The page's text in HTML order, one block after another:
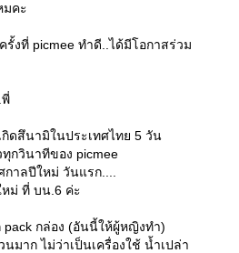
มคะ
รั้งที่ picmee ทำดี..ได้มีโอกาสร่วม
ดสึนามิในประเทศไทย 5 วัน
กวินาทีของ picmee
าลปีใหม่ วันแรก....
หม่ ที่ บน.6 ค่ะ
กล่อง (อันนี้ให้ผู้หญิงทำ)
มาก ไม่ว่าเป็นเครื่องใช้ น้ำเปล่า